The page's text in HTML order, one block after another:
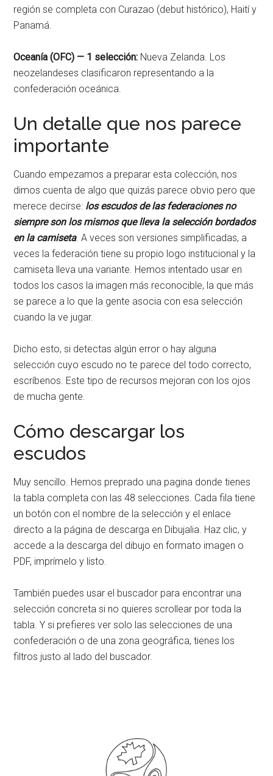
región se completa con Curazao (debut histórico), Haití y
Panamá.
Oceanía (OFC) — 1 selección: Nueva Zelanda. Los
neozelandeses clasificaron representando a la
confederación oceánica.
Un detalle que nos parece
importante
Cuando empezamos a preparar esta colección, nos
dimos cuenta de algo que quizás parece obvio pero que
merece decirse: los escudos de las federaciones no
siempre son los mismos que lleva la selección bordados
en la camiseta. A veces son versiones simplificadas, a
veces la federación tiene su propio logo institucional y la
camiseta lleva una variante. Hemos intentado usar en
todos los casos la imagen más reconocible, la que más
se parece a lo que la gente asocia con esa selección
cuando la ve jugar.
Dicho esto, si detectas algún error o hay alguna
selección cuyo escudo no te parece del todo correcto,
escríbenos. Este tipo de recursos mejoran con los ojos
de mucha gente.
Cómo descargar los
escudos
Muy sencillo. Hemos preprado una pagina donde tienes
la tabla completa con las 48 selecciones. Cada fila tiene
un botón con el nombre de la selección y el enlace
directo a la página de descarga en Dibujalia. Haz clic, y
accede a la descarga del dibujo en formato imagen o
PDF, imprímelo y listo.
También puedes usar el buscador para encontrar una
selección concreta si no quieres scrollear por toda la
tabla. Y si prefieres ver solo las selecciones de una
confederación o de una zona geográfica, tienes los
filtros justo al lado del buscador.